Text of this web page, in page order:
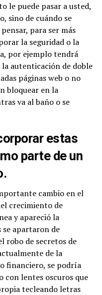
le puede pasar a usted,
sino de cuándo se
para ser más
la seguridad o la
por ejemplo tendrá
la autenticación de doble
páginas web o no
bloquear en la
va al baño o se
estas
parte de un
cambio en el
crecimiento de
y apareció la
se apartaron de
robo de secretos de
de la
financiero, se podría
con lentes oscuros que
tecleando letras